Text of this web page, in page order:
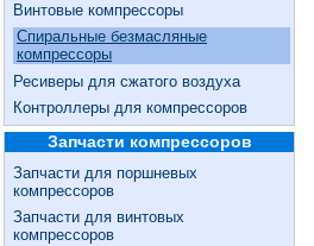
Винтовые компрессоры
Спиральные безмасляные
компрессоры
Ресиверы для сжатого воздуха
Контроллеры для компрессоров
Запчасти компрессоров
Запчасти для поршневых
компрессоров
Запчасти для винтовых
компрессоров